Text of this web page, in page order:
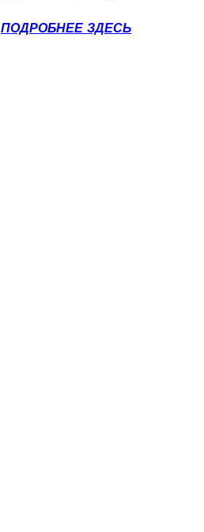
ПОДРОБНЕЕ ЗДЕСЬ